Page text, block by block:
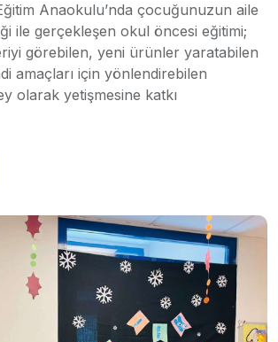
Anaokulu’nda çocuğunuzun aile
ile gerçekleşen okul öncesi eğitimi;
görebilen, yeni ürünler yaratabilen
amaçları için yönlendirebilen
olarak yetişmesine katkı